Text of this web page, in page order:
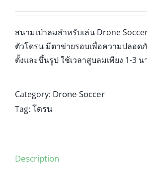
สนามเป่าลมสำหรับเล่น Drone
ตัวโดรน มีตาข่ายรอบเพื่อความปลอด
ตั้งและขึ้นรูป ใช้เวลาสูบลมเพียง 1-3 น
Category: Drone Soccer
Tag: โดรน
Description